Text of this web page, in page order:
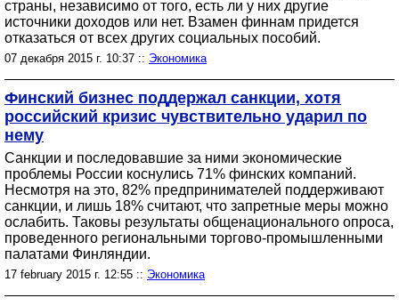
страны, независимо от того, есть ли у них другие
источники доходов или нет. Взамен финнам придется
отказаться от всех других социальных пособий.
07 декабря 2015 г. 10:37 :: Экономика
Финский бизнес поддержал санкции, хотя
российский кризис чувствительно ударил по
нему
Санкции и последовавшие за ними экономические
проблемы России коснулись 71% финских компаний.
Несмотря на это, 82% предпринимателей поддерживают
санкции, и лишь 18% считают, что запретные меры можно
ослабить. Таковы результаты общенационального опроса,
проведенного региональными торгово-промышленными
палатами Финляндии.
17 february 2015 г. 12:55 :: Экономика